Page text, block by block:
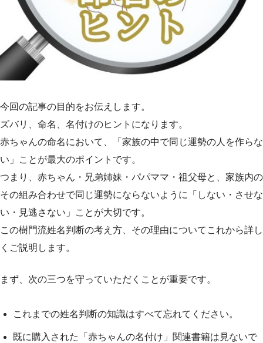
今回の記事の目的をお伝えします。
ズバリ、命名、名付けのヒントになります。
赤ちゃんの命名において、「家族の中で同じ運勢の人を作らな
い」ことが最大のポイントです。
つまり、赤ちゃん・兄弟姉妹・パパママ・祖父母と、家族内の
その組み合わせで同じ運勢にならないように「しない・させな
い・見逃さない」ことが大切です。
この樹門流姓名判断の考え方、その理由についてこれから詳し
くご説明します。
まず、次の三つを守っていただくことが重要です。
これまでの姓名判断の知識はすべて忘れてください。
既に購入された「赤ちゃんの名付け」関連書籍は見ないで